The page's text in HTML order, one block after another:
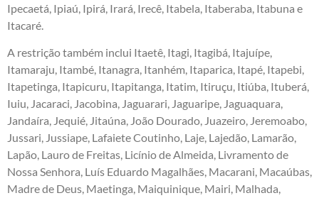
Ipecaetá, Ipiaú, Ipirá, Irará, Irecê, Itabela, Itaberaba, Itabuna e
Itacaré.
A restrição também inclui Itaetê, Itagi, Itagibá, Itajuípe,
Itamaraju, Itambé, Itanagra, Itanhém, Itaparica, Itapé, Itapebi,
Itapetinga, Itapicuru, Itapitanga, Itatim, Itiruçu, Itiúba, Ituberá,
Iuiu, Jacaraci, Jacobina, Jaguarari, Jaguaripe, Jaguaquara,
Jandaíra, Jequié, Jitaúna, João Dourado, Juazeiro, Jeremoabo,
Jussari, Jussiape, Lafaiete Coutinho, Laje, Lajedão, Lamarão,
Lapão, Lauro de Freitas, Licínio de Almeida, Livramento de
Nossa Senhora, Luís Eduardo Magalhães, Macarani, Macaúbas,
Madre de Deus, Maetinga, Maiquinique, Mairi, Malhada,